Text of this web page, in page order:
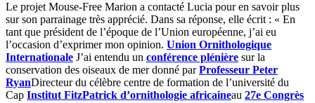
Le projet Mouse-Free Marion a contacté Lucia pour en savoir plus
sur son parrainage très apprécié. Dans sa réponse, elle écrit : « En
tant que président de l’époque de l’Union européenne, j’ai eu
l’occasion d’exprimer mon opinion. Union Ornithologique
Internationale J’ai entendu un conférence plénière sur la
conservation des oiseaux de mer donné parProfesseur Peter
RyanDirecteur du célèbre centre de formation de l’université du
Cap Institut FitzPatrick d’ornithologie africaineau 27e Congrès